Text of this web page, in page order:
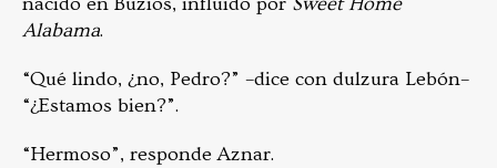
Alabama.
“Qué lindo, ¿no, Pedro?” –dice con dulzura Lebón–
“¿Estamos bien?”.
“Hermoso”, responde Aznar.